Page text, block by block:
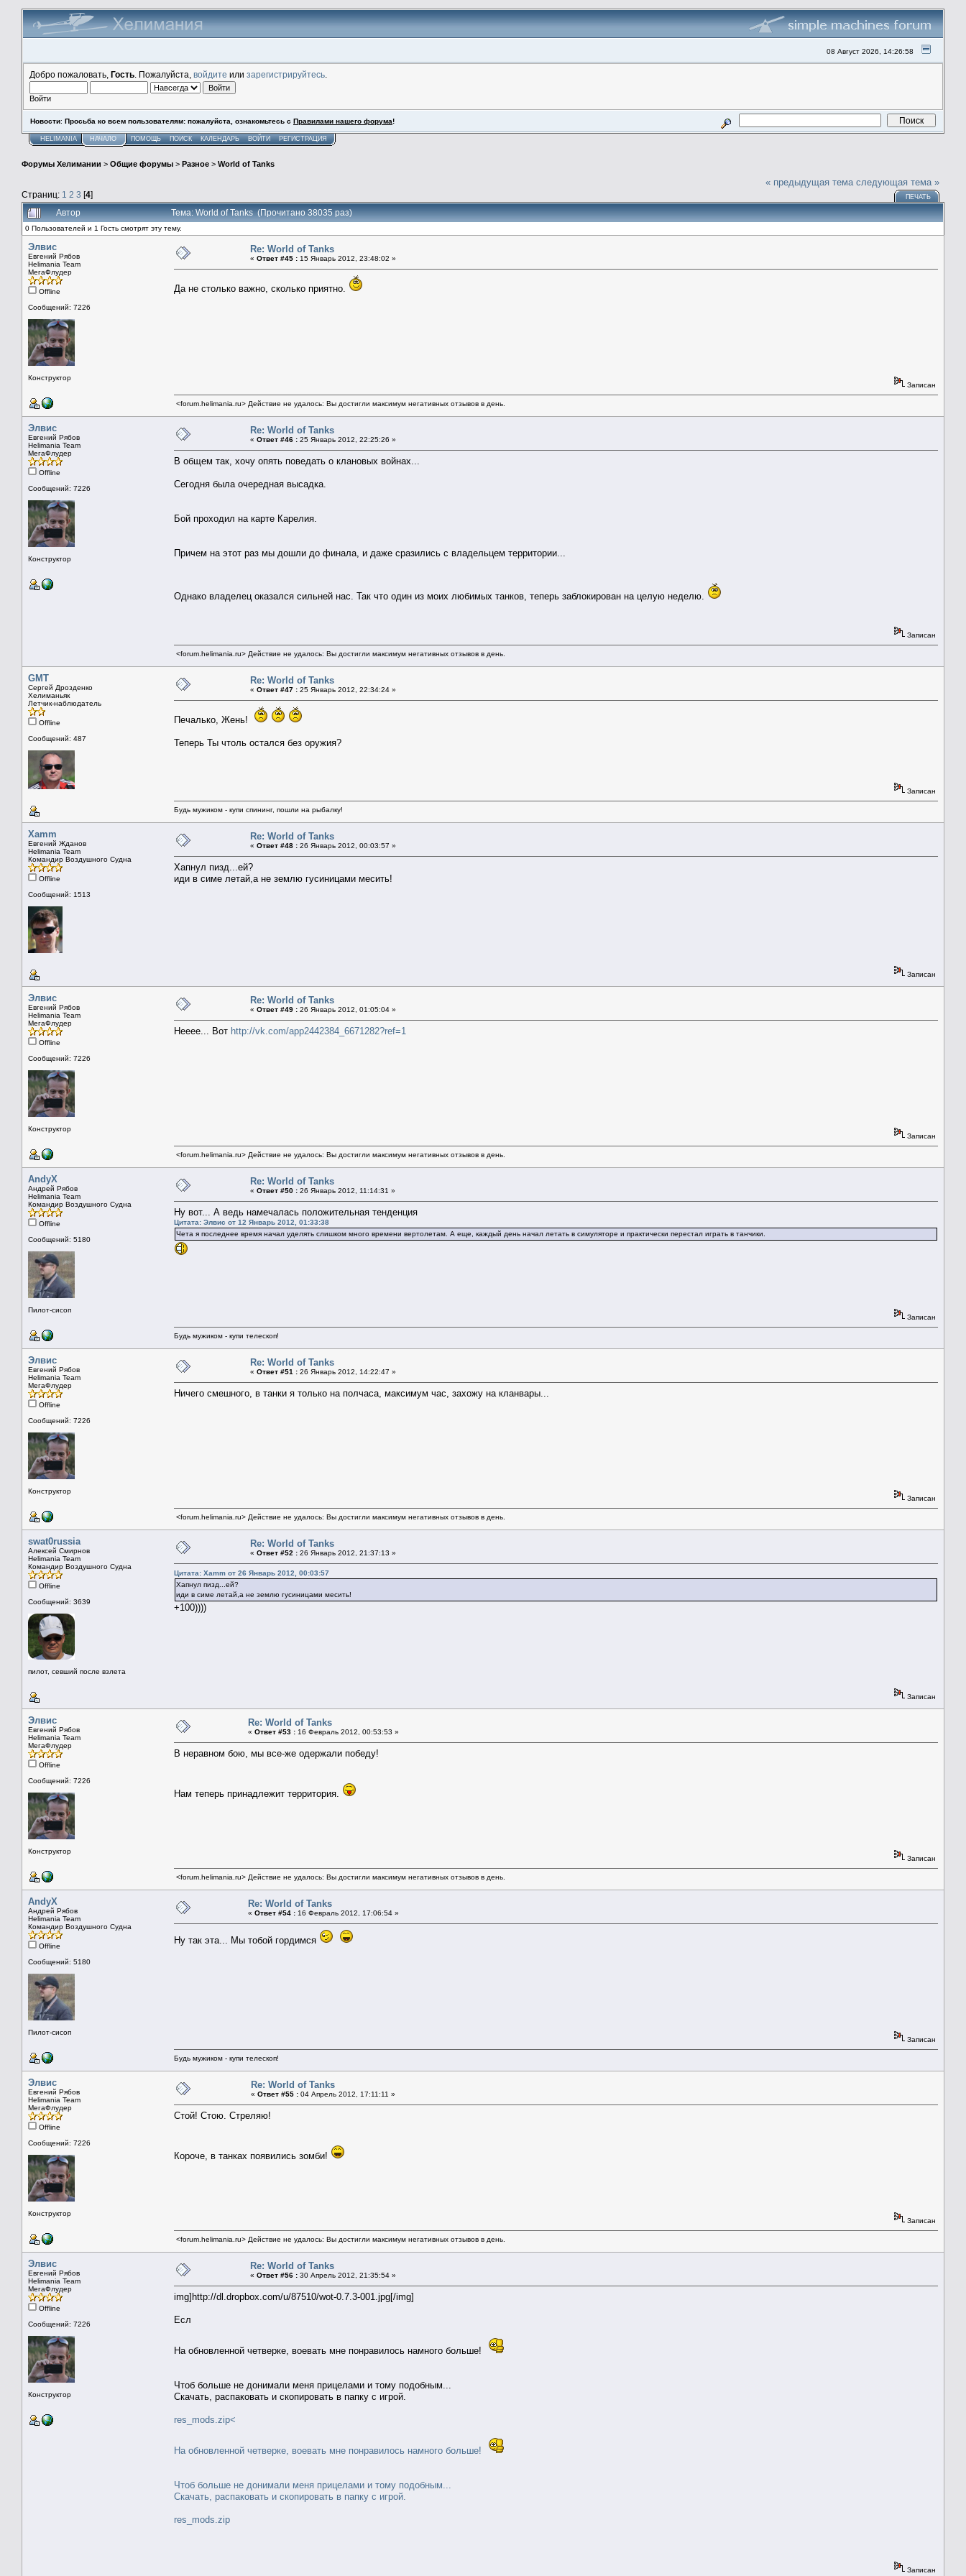
08 Август 2026, 14:26:58
Добро пожаловать, Гость . Пожалуйста, войдите или зарегистрируйтесь
Войти
Новости: Просьба ко всем пользователям: пожалуйста, ознакомьтесь с Правилами нашего форума!
HELIMANIA НАЧАЛО ПОМОЩЬ ПОИСК КАЛЕНДАРЬ ВОЙТИ РЕГИСТРАЦИЯ
Форумы Хелимании > Общие форумы > Разное > World of Tanks
Страниц: 1 2 3 [4]
« предыдущая тема следующая тема »
ПЕЧАТЬ
Автор Тема: World of Tanks (Прочитано 38035 раз)
0 Пользователей и 1 Гость смотрят эту тему.
Элвис
Евгений Рябов
Helimania Team
МегаФлудер
Offline
Сообщений: 7226
Конструктор
Re: World of Tanks
« Ответ #45 : 15 Январь 2012, 23:48:02 »
Да не столько важно, сколько приятно.
Записан
<forum.helimania.ru> Действие не удалось: Вы достигли максимум негативных отзывов в день.
Элвис
Евгений Рябов
Helimania Team
МегаФлудер
Offline
Сообщений: 7226
Конструктор
Re: World of Tanks
« Ответ #46 : 25 Январь 2012, 22:25:26 »
В общем так, хочу опять поведать о клановых войнах...
Сегодня была очередная высадка.
Бой проходил на карте Карелия.
Причем на этот раз мы дошли до финала, и даже сразились с владельцем территории...
Однако владелец оказался сильней нас. Так что один из моих любимых танков, теперь заблокирован на целую неделю.
Записан
<forum.helimania.ru> Действие не удалось: Вы достигли максимум негативных отзывов в день.
GMT
Сергей Дрозденко
Хелиманьяк
Летчик-наблюдатель
Offline
Сообщений: 487
Re: World of Tanks
« Ответ #47 : 25 Январь 2012, 22:34:24 »
Печалько, Жень!
Теперь Ты чтоль остался без оружия?
Записан
Будь мужиком - купи спининг, пошли на рыбалку!
Xamm
Евгений Жданов
Helimania Team
Командир Воздушного Судна
Offline
Сообщений: 1513
Re: World of Tanks
« Ответ #48 : 26 Январь 2012, 00:03:57 »
Хапнул пизд...ей?
иди в симе летай,а не землю гусиницами месить!
Записан
Элвис
Евгений Рябов
Helimania Team
МегаФлудер
Offline
Сообщений: 7226
Конструктор
Re: World of Tanks
« Ответ #49 : 26 Январь 2012, 01:05:04 »
Нееее... Вот http://vk.com/app2442384_6671282?ref=1
Записан
<forum.helimania.ru> Действие не удалось: Вы достигли максимум негативных отзывов в день.
AndyX
Андрей Рябов
Helimania Team
Командир Воздушного Судна
Offline
Сообщений: 5180
Пилот-сисоп
Re: World of Tanks
« Ответ #50 : 26 Январь 2012, 11:14:31 »
Ну вот... А ведь намечалась положительная тенденция
Цитата: Элвис от 12 Январь 2012, 01:33:38
Чета я последнее время начал уделять слишком много времени вертолетам. А еще, каждый день начал летать в симуляторе и практически перестал играть в танчики.
Записан
Будь мужиком - купи телескоп!
Элвис
Евгений Рябов
Helimania Team
МегаФлудер
Offline
Сообщений: 7226
Конструктор
Re: World of Tanks
« Ответ #51 : 26 Январь 2012, 14:22:47 »
Ничего смешного, в танки я только на полчаса, максимум час, захожу на кланвары...
Записан
<forum.helimania.ru> Действие не удалось: Вы достигли максимум негативных отзывов в день.
swat0russia
Алексей Смирнов
Helimania Team
Командир Воздушного Судна
Offline
Сообщений: 3639
пилот, севший после взлета
Re: World of Tanks
« Ответ #52 : 26 Январь 2012, 21:37:13 »
Цитата: Xamm от 26 Январь 2012, 00:03:57
Хапнул пизд...ей?
иди в симе летай,а не землю гусиницами месить!
+100))))
Записан
Элвис
Евгений Рябов
Helimania Team
МегаФлудер
Offline
Сообщений: 7226
Конструктор
Re: World of Tanks
« Ответ #53 : 16 Февраль 2012, 00:53:53 »
В неравном бою, мы все-же одержали победу!
Нам теперь принадлежит территория.
Записан
<forum.helimania.ru> Действие не удалось: Вы достигли максимум негативных отзывов в день.
AndyX
Андрей Рябов
Helimania Team
Командир Воздушного Судна
Offline
Сообщений: 5180
Пилот-сисоп
Re: World of Tanks
« Ответ #54 : 16 Февраль 2012, 17:06:54 »
Ну так эта... Мы тобой гордимся
Записан
Будь мужиком - купи телескоп!
Элвис
Евгений Рябов
Helimania Team
МегаФлудер
Offline
Сообщений: 7226
Конструктор
Re: World of Tanks
« Ответ #55 : 04 Апрель 2012, 17:11:11 »
Стой! Стою. Стреляю!
Короче, в танках появились зомби!
Записан
<forum.helimania.ru> Действие не удалось: Вы достигли максимум негативных отзывов в день.
Элвис
Евгений Рябов
Helimania Team
МегаФлудер
Offline
Сообщений: 7226
Конструктор
Re: World of Tanks
« Ответ #56 : 30 Апрель 2012, 21:35:54 »
img]http://dl.dropbox.com/u/87510/wot-0.7.3-001.jpg[/img]
Есл
На обновленной четверке, воевать мне понравилось намного больше!
Чтоб больше не донимали меня прицелами и тому подобным...
Скачать, распаковать и скопировать в папку с игрой.
res_mods.zip<
На обновленной четверке, воевать мне понравилось намного больше!
Чтоб больше не донимали меня прицелами и тому подобным...
Скачать, распаковать и скопировать в папку с игрой.
res_mods.zip
Записан